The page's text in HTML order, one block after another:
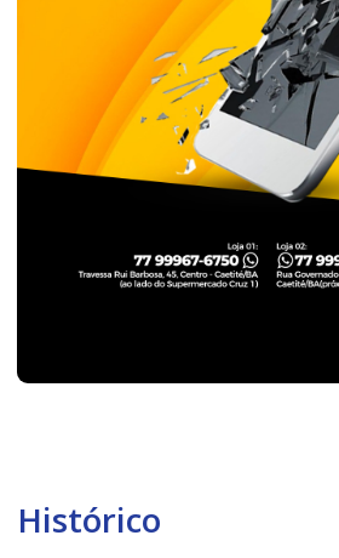
Histórico